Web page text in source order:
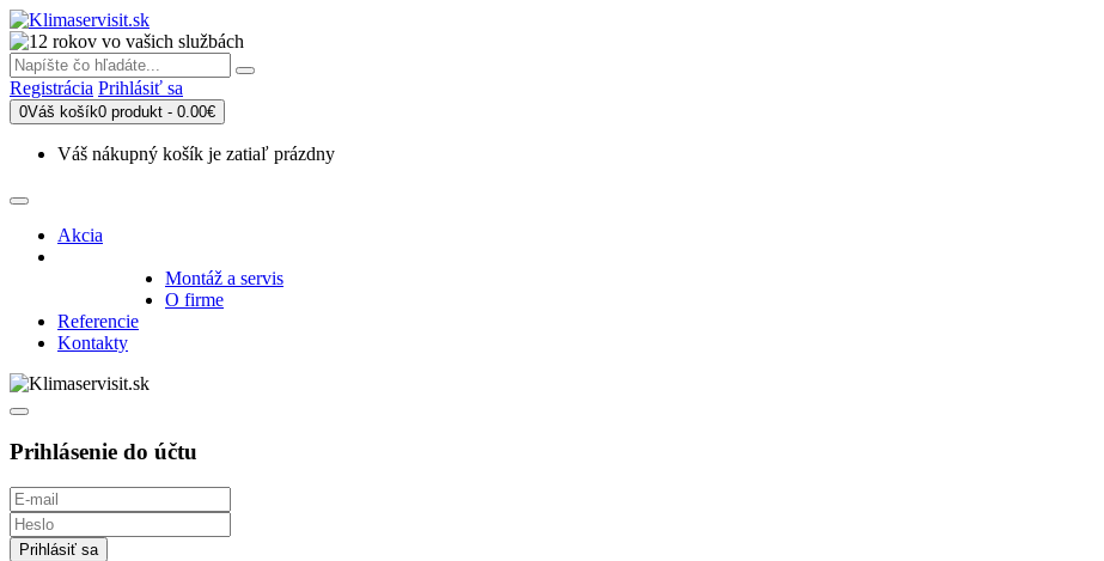
Registrácia Prihlásiť sa
0Váš košík0 produkt - 0.00€
Váš nákupný košík je zatiaľ prázdny
Akcia
Montáž a servis
O firme
Referencie
Kontakty
Prihlásenie do účtu